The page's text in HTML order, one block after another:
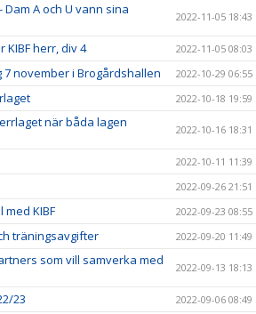
A och U vann sina
2022-11-05 18:43
herr, div 4 2022-11-05 08:03
november i Brogårdshallen 2022-10-29 06:55
2022-10-18 19:59
när båda lagen
2022-10-16 18:31
2022-10-11 11:39
2022-09-26 21:51
KIBF 2022-09-23 08:55
träningsavgifter 2022-09-20 11:49
som vill samverka med
2022-09-13 18:13
23 2022-09-06 08:49